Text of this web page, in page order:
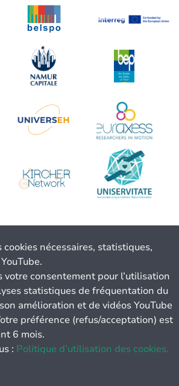
cookies nécessaires, statistiques,
votre consentement pour l’utilisation
statistiques de fréquentation du
amélioration et de vidéos YouTube
préférence (refus/acceptation) est
6 mois.
: Politique d’utilisation des cookies.